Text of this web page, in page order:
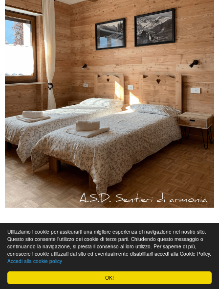
OK!
Utilizziamo i cookie per assicurarti una migliore esperienza di navigazione nel nostro sito.
Questo sito consente l’utilizzo dei cookie di terze parti. Chiudendo questo messaggio o
continuando la navigazione, si presta il consenso al loro utilizzo. Per saperne di più,
conoscere i cookie utilizzati dal sito ed eventualmente disabilitarli accedi alla Cookie Policy.
Accedi alla cookie policy
L’Appartamento Monginevro
A pochi metri da casa composto da:
1 camera matrimoniale
bagno con doccia